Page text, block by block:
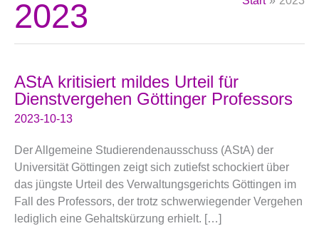
2023
AStA kritisiert mildes Urteil für
Dienstvergehen Göttinger Professors
2023-10-13
Der Allgemeine Studierendenausschuss (AStA) der
Universität Göttingen zeigt sich zutiefst schockiert über
das jüngste Urteil des Verwaltungsgerichts Göttingen im
Fall des Professors, der trotz schwerwiegender Vergehen
lediglich eine Gehaltskürzung erhielt. […]